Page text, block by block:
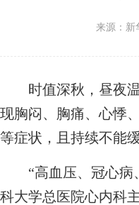
来源：
时值深秋，昼夜温
现胸闷、胸痛、心悸
等症状，且持续不能
“高血压、冠心病
科大学总医院心内科